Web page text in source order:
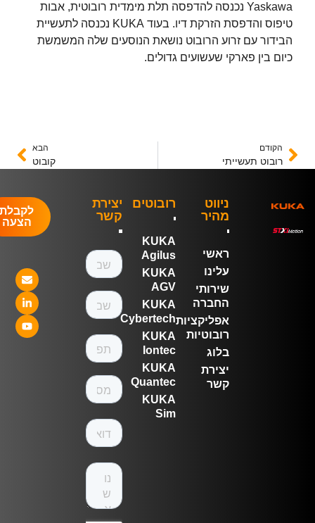
Yaskawa נכנסה להדפסה תלת מימדית רובוטית, אבות
טיפוס והדפסת הזרקת דיו. בעוד KUKA נכנסה לתעשיית
הבידור עם זרוע הרובוט נושאת הנוסעים שלה המשמשת
כיום בין פארקי שעשועים גדולים.
הקודם
רובוט תעשייתי קובוט
ניווט
מהיר
ראשי
עלינו
שירותי
החברה
אפליקציות
רובוטיות
בלוג
יצירת
קשר
רובוטים
KUKA
Agilus
KUKA
AGV
KUKA
Cybertech
KUKA
Iontec
KUKA
Quantec
KUKA
Sim
יצירת
קשר
לקבלת
הצעה